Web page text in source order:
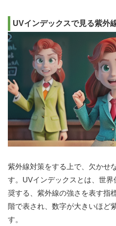
UVインデックスで見る紫外
紫外線対策をする上で、欠かせ
す。UVインデックスとは、世
奨する、紫外線の強さを表す指
階で表され、数字が大きいほど
す。